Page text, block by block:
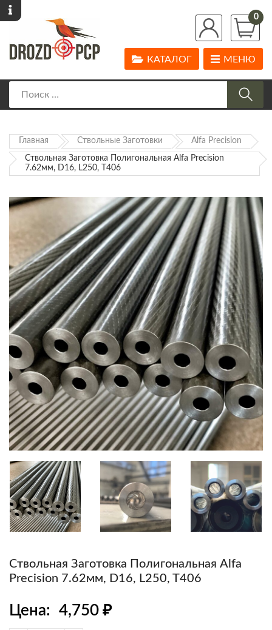
0
МЕНЮ
КАТАЛОГ
Главная Ствольные Заготовки Alfa Precision
Ствольная Заготовка Полигональная Alfa Precision
7.62мм, D16, L250, T406
Ствольная Заготовка Полигональная Alfa
Precision 7.62мм, D16, L250, T406
Цена: 4,750 ₽